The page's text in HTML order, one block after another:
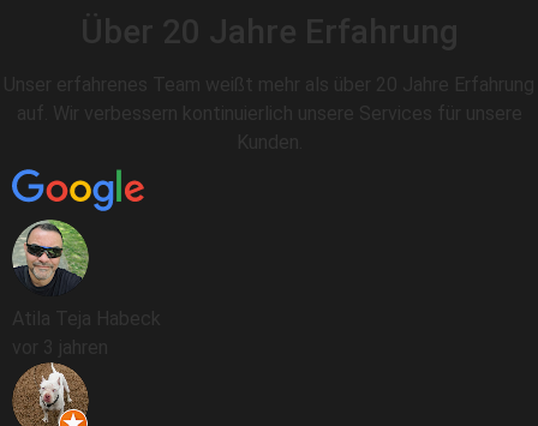
Über 20 Jahre Erfahrung
Unser erfahrenes Team weißt mehr als über 20 Jahre Erfahrung
auf. Wir verbessern kontinuierlich unsere Services für unsere
Kunden.
Atila Teja Habeck
vor 3 jahren